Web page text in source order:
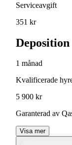
Serviceavgift
351 kr
Deposition
1 månad
Kvalificerade
5 900 kr
Garanterad av
Visa mer